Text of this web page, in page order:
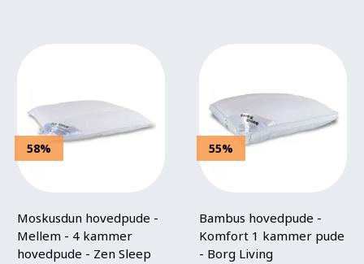
58%
Moskusdun hovedpude -
Mellem - 4 kammer
hovedpude - Zen Sleep
55%
Bambus hovedpude -
Komfort 1 kammer pude
- Borg Living